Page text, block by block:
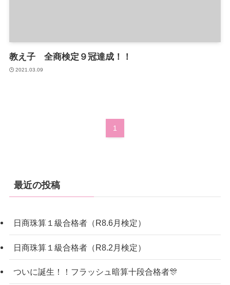
教え子 全商検定９冠達成！！
2021.03.09
1
最近の投稿
日商珠算１級合格者（R8.6月検定）
日商珠算１級合格者（R8.2月検定）
ついに誕生！！フラッシュ暗算十段合格者🎊